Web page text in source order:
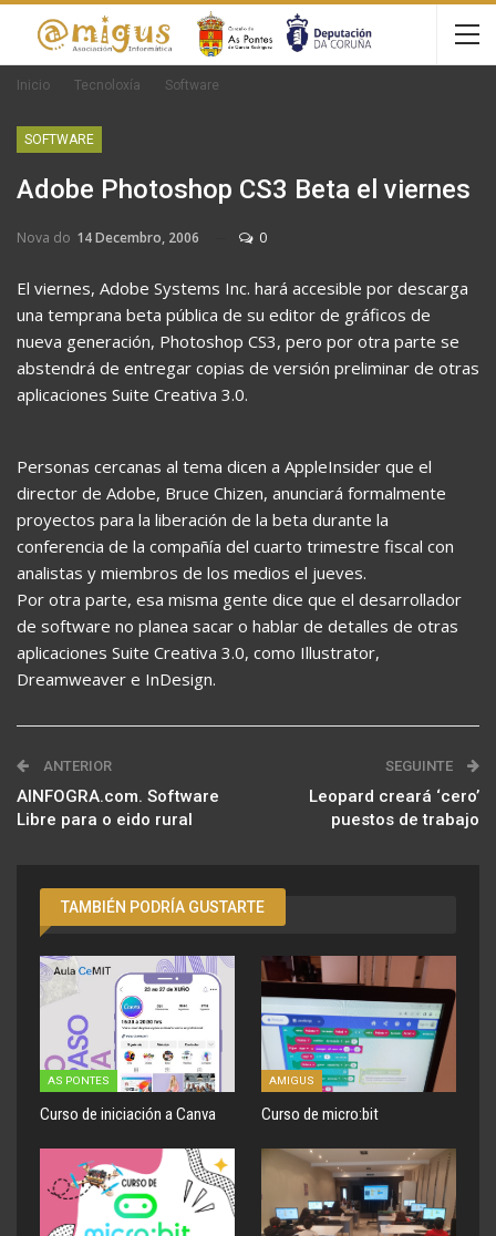
Inicio Tecnoloxía Software
SOFTWARE
Adobe Photoshop CS3 Beta el viernes
Nova do 14 Decembro, 2006 0
El viernes, Adobe Systems Inc. hará accesible por descarga
una temprana beta pública de su editor de gráficos de
nueva generación, Photoshop CS3, pero por otra parte se
abstendrá de entregar copias de versión preliminar de otras
aplicaciones Suite Creativa 3.0.
Personas cercanas al tema dicen a AppleInsider que el
director de Adobe, Bruce Chizen, anunciará formalmente
proyectos para la liberación de la beta durante la
conferencia de la compañía del cuarto trimestre fiscal con
analistas y miembros de los medios el jueves.
Por otra parte, esa misma gente dice que el desarrollador
de software no planea sacar o hablar de detalles de otras
aplicaciones Suite Creativa 3.0, como Illustrator,
Dreamweaver e InDesign.
ANTERIOR
AINFOGRA.com. Software
Libre para o eido rural
SEGUINTE
Leopard creará ‘cero’
puestos de trabajo
TAMBIÉN PODRÍA GUSTARTE
AS PONTES
Curso de iniciación a Canva
AMIGUS
Curso de micro:bit